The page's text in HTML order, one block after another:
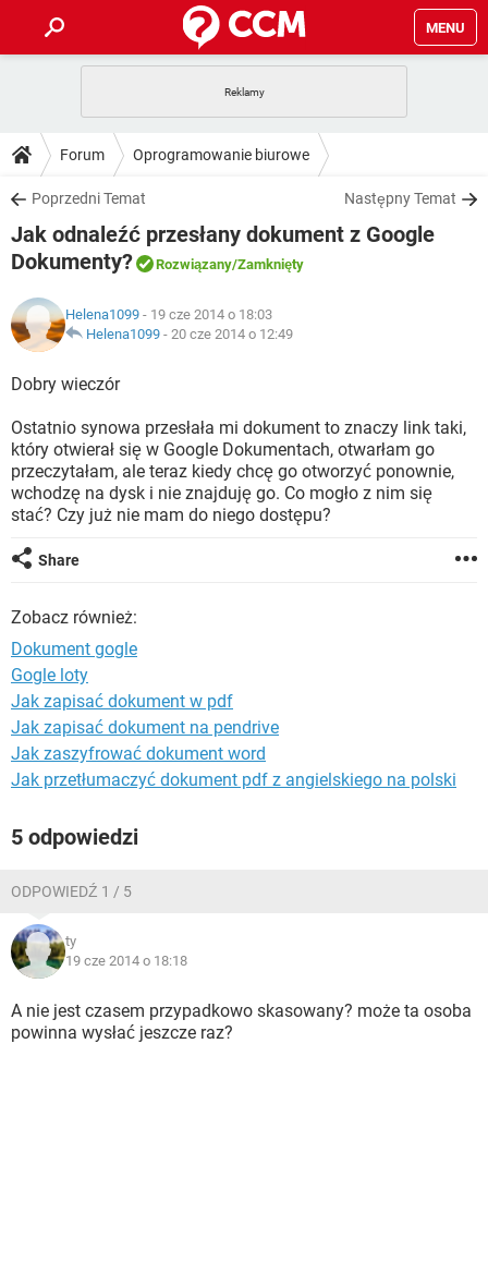
MENU
GRY WHATSAPP
SPOTIFY
INSTAGRAM FACEBOOK
WINDOWS 10
PORADY
PlayStation
SPOTIFY
WINDOWS 10
DO POBRANIA
ANDROID TIKTOK
GRY WHATSAPP
IOS NETFLIX
INSTAGRAM
WINDOWS 10
FORUM
GRY WHATSAPP
WINDOWS 10
ARTYKUŁY
COVID-19
GRY
SPOTIFY NETFLIX
INSTAGRAM FACEBOOK
WINDOWS 10
Forum Oprogramowanie biurowe
Poprzedni Temat Następny Temat
Jak odnaleźć przesłany dokument z Google
Dokumenty?
Rozwiązany/Zamknięty
Helena1099 - 19 cze 2014 o 18:03
Helena1099 - 20 cze 2014 o 12:49
Dobry wieczór
Ostatnio synowa przesłała mi dokument to znaczy link taki,
który otwierał się w Google Dokumentach, otwarłam go
przeczytałam, ale teraz kiedy chcę go otworzyć ponownie,
wchodzę na dysk i nie znajduję go. Co mogło z nim się
stać? Czy już nie mam do niego dostępu?
Share
Zobacz również:
Dokument gogle
Gogle loty
Jak zapisać dokument w pdf
Jak zapisać dokument na pendrive
Jak zaszyfrować dokument word
Jak przetłumaczyć dokument pdf z angielskiego na polski
5 odpowiedzi
ODPOWIEDŹ 1 / 5
ty
19 cze 2014 o 18:18
A nie jest czasem przypadkowo skasowany? może ta osoba
powinna wysłać jeszcze raz?